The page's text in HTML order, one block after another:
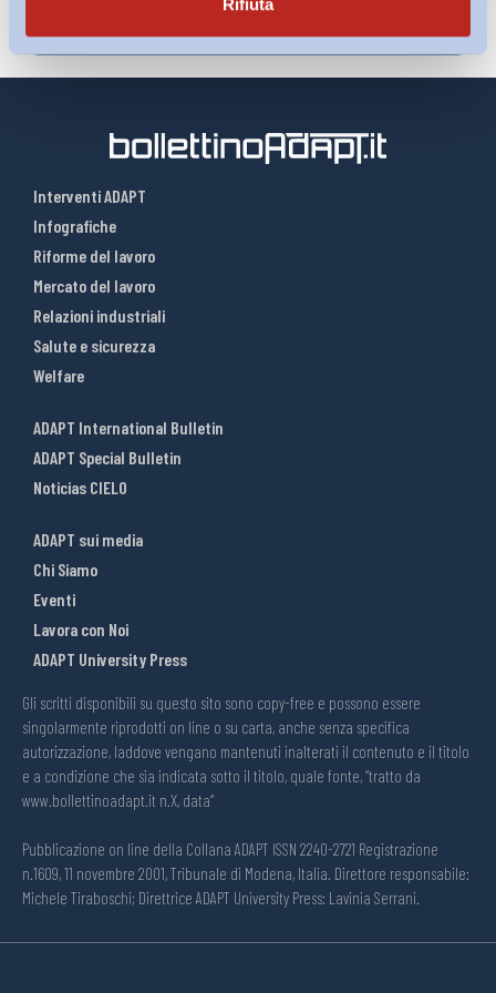
Rifiuta
Interventi ADAPT
Infografiche
Riforme del lavoro
Mercato del lavoro
Relazioni industriali
Salute e sicurezza
Welfare
ADAPT International Bulletin
ADAPT Special Bulletin
Noticias CIELO
ADAPT sui media
Chi Siamo
Eventi
Lavora con Noi
ADAPT University Press
Gli scritti disponibili su questo sito sono copy-free e possono essere
singolarmente riprodotti on line o su carta, anche senza specifica
autorizzazione, laddove vengano mantenuti inalterati il contenuto e il titolo
e a condizione che sia indicata sotto il titolo, quale fonte, “tratto da
www.bollettinoadapt.it n.X, data“
Pubblicazione on line della Collana ADAPT ISSN 2240-2721 Registrazione
n.1609, 11 novembre 2001, Tribunale di Modena, Italia. Direttore responsabile:
Michele Tiraboschi; Direttrice ADAPT University Press: Lavinia Serrani.